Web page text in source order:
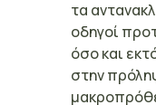
τα
οδηγοί
όσο και
στην